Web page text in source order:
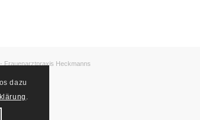
Frauenarztpraxis Heckmanns
dazu